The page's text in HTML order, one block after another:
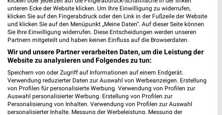
6,3 km
Angebote ab 01.08.
Noch heute gültig
14 km
Dieter Knoll
Gültig bis Fr. 14.08.
XXXLutz Kaufland
unteren Ecke der Website klicken. Um Ihre Einwilligung zu widerrufen,
klicken Sie auf den Fingerabdruck oder den Link in der Fußzeile der Website
und klicken Sie auf den Menüpunkt „Meine Daten“. Auf dieser Seite können
Sie Ihre Einwilligung widerrufen. Diese Entscheidungen werden unseren
Partnern mitgeteilt und haben keinen Einfluss auf die Browserdaten.
Wir und unsere Partner verarbeiten Daten, um die Leistung der
Website zu analysieren und Folgendes zu tun:
Speichern von oder Zugriff auf Informationen auf einem Endgerät.
Verwendung reduzierter Daten zur Auswahl von Werbeanzeigen. Erstellung
von Profilen für personalisierte Werbung. Verwendung von Profilen zur
Auswahl personalisierter Werbung. Erstellung von Profilen zur
Personalisierung von Inhalten. Verwendung von Profilen zur Auswahl
personalisierter Inhalte. Messung der Werbeleistung. Messung der